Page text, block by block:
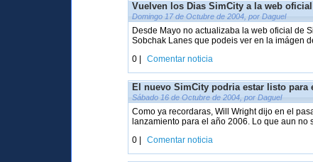
Vuelven los Dias SimCity a la web oficial
Domingo 17 de Octubre de 2004, por Daguel
Desde Mayo no actualizaba la web oficial de
Sobchak Lanes que podeis ver en la imágen
0 |
Comentar noticia
El nuevo SimCity podria estar listo para
Sábado 16 de Octubre de 2004, por Daguel
Como ya recordaras, Will Wright dijo en el
lanzamiento para el año 2006. Lo que aun
0 |
Comentar noticia